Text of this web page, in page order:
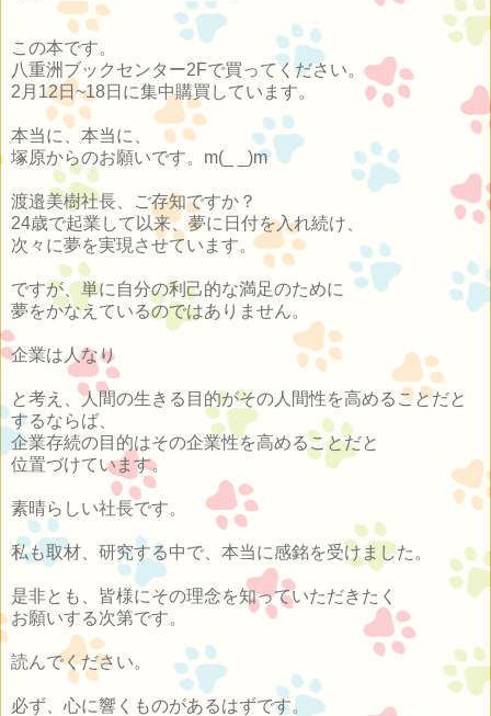
この本です。
八重洲ブックセンター2Fで買ってください。
2月12日~18日に集中購買しています。
本当に、本当に、
塚原からのお願いです。m(_ _)m
渡邉美樹社長、ご存知ですか？
24歳で起業して以来、夢に日付を入れ続け、
次々に夢を実現させています。
ですが、単に自分の利己的な満足のために
夢をかなえているのではありません。
企業は人なり
と考え、人間の生きる目的がその人間性を高めることだと
するならば、
企業存続の目的はその企業性を高めることだと
位置づけています。
素晴らしい社長です。
私も取材、研究する中で、本当に感銘を受けました。
是非とも、皆様にその理念を知っていただきたく
お願いする次第です。
読んでください。
必ず、心に響くものがあるはずです。